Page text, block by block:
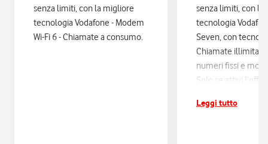
senza limiti, con la migliore
tecnologia Vodafone - Modem
Wi-Fi 6 - Chiamate a consumo.
senza limiti, con la
tecnologia
Seven, con
Chiamate illimitate
numeri fissi e
Solo se attivi
sconti ed
Leggi tutto